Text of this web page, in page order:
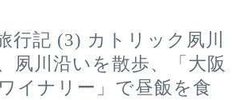
行記 (3) カトリック夙川
夙川沿いを散歩、「大阪
イナリー」で昼飯を食